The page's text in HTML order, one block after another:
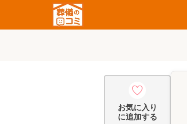
お気に入り
に追加する